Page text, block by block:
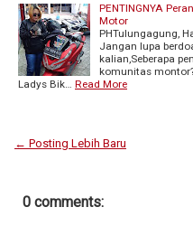
PENTINGNYA
Motor
PHTulungagung,
Jangan lupa
kalian,Seberapa
komunitas
Ladys Bik…
Read More
← Posting Lebih Baru
0 comments: